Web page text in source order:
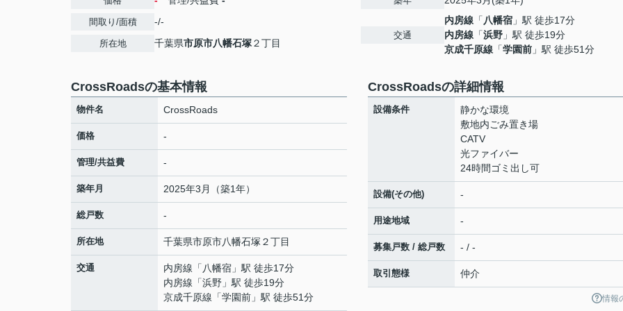
間取り/面積 -/-
所在地 千葉県市原市八幡石塚２丁目
交通
内房線 「 八幡宿 」駅 徒歩17分
内房線 「浜野 」駅 徒歩19分
京成千原線 「学園前 」駅 徒歩51分
CrossRoadsの基本情報
物件名 CrossRoads
価格 -
管理/共益費 -
築年月 2025年3月（築1年）
総戸数 -
所在地 千葉県市原市八幡石塚 ２丁目
交通 内房線 「 八幡宿 」駅 徒歩17分
内房線 「浜野 」駅 徒歩19分
京成千原線 「学園前 」駅 徒歩51分
CrossRoadsの詳細情報
設備条件
静かな環境
敷地内ごみ置き場
CATV
光ファイバー
24時間ゴミ出し可
設備(その他) -
用途地域 -
募集戸数 / 総戸数 - / -
取引態様 仲介
情報